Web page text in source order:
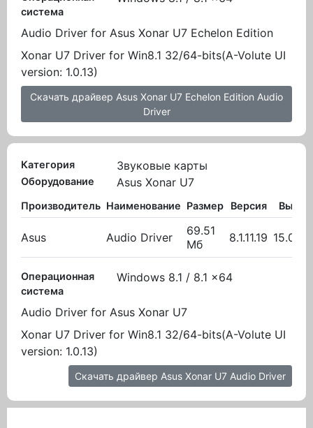
система
Audio Driver for Asus Xonar U7 Echelon Edition
Xonar U7 Driver for Win8.1 32/64-bits(A-Volute UI
version: 1.0.13)
Скачать драйвер Asus Xonar U7 Echelon Edition Audio
Driver
Категория Звуковые карты
Оборудование Asus Xonar U7
Производитель Наименование Размер Версия
Asus Audio Driver
69.51
Мб
8.1.11.19
Операционная
система
Windows 8.1 / 8.1 x64
Audio Driver for Asus Xonar U7
Xonar U7 Driver for Win8.1 32/64-bits(A-Volute UI
version: 1.0.13)
Скачать драйвер Asus Xonar U7 Audio Driver